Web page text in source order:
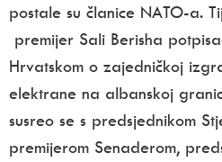
postale su članice NATO-a.
premijer Sali Berisha
Hrvatskom o zajedničkoj
elektrane na albanskoj
susreo se s predsjednikom
premijerom Senaderom,